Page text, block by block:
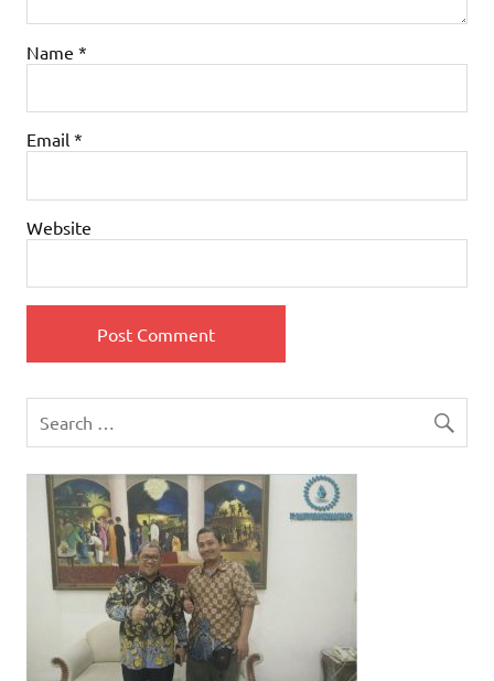
Name *
Email *
Website